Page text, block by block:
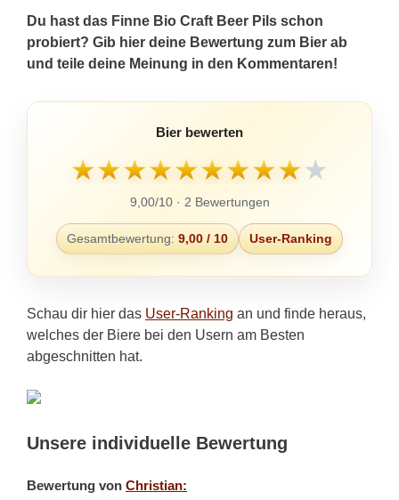
Du hast das Finne Bio Craft Beer Pils schon
probiert? Gib hier deine Bewertung zum Bier ab
und teile deine Meinung in den Kommentaren!
Bier bewerten
★★★★★★★★★★
9,00/10 · 2 Bewertungen
Gesamtbewertung: 9,00 / 10 User-Ranking
Schau dir hier das User-Ranking an und finde heraus,
welches der Biere bei den Usern am Besten
abgeschnitten hat.
Unsere individuelle Bewertung
Bewertung von Christian: